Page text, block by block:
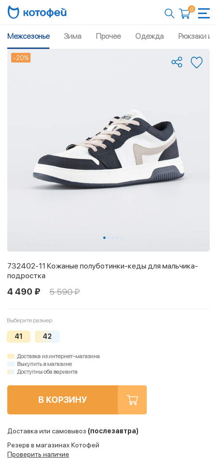
0
Межсезонье Зима Прочее Одежда Рюкзаки и
-20%
732402-11 Кожаные полуботинки-кеды для мальчика-
подростка
4 490 ₽ 5 590 ₽
Выберите размер
41 42
Доставка из интернет-магазина
Выкупить в магазине
Доступны оба варианта
В КОРЗИНУ
Доставка или самовывоз (послезавтра)
Резерв в магазинах Котофей
Проверить наличие